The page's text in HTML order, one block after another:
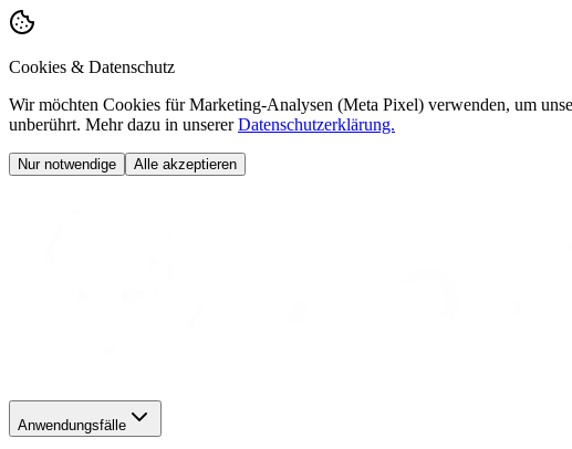
Cookies & Datenschutz
Wir möchten Cookies für Marketing-Analysen (Meta Pixel) verwenden, um
unberührt. Mehr dazu in unsererDatenschutzerklärung.
Nur notwendige Alle akzeptieren
Anwendungsfälle